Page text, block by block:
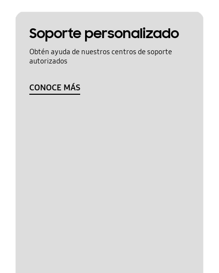
Soporte personalizado
Obtén ayuda de nuestros centros de soporte
autorizados
CONOCE MÁS